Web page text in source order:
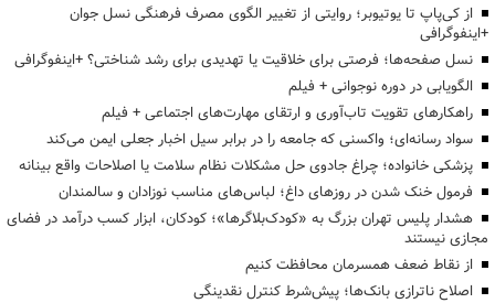
از کی‌پاپ تا یوتیوبر؛ روایتی از تغییر الگوی مصرف فرهنگی نسل جوان
+اینفوگرافی
نسل صفحه‌ها؛ فرصتی برای خلاقیت یا تهدیدی برای رشد شناختی؟ +اینفوگرافی
الگویابی در دوره نوجوانی + فیلم
راهکارهای تقویت تاب‌آوری و ارتقای مهارت‌های اجتماعی + فیلم
سواد رسانه‌ای؛ واکسنی که جامعه را در برابر سیل اخبار جعلی ایمن می‌کند
پزشکی خانواده؛ چراغ جادوی حل مشکلات نظام سلامت یا اصلاحات واقع بینانه
فرمول خنک شدن در روزهای داغ؛ لباس‌های مناسب نوزادان و سالمندان
هشدار پلیس تهران بزرگ به «کودک‌بلاگرها»؛ کودکان، ابزار کسب درآمد در فضای
مجازی نیستند
از نقاط ضعف همسرمان محافظت کنیم
اصلاح ناترازی بانک‌ها؛ پیش‌شرط کنترل نقدینگی